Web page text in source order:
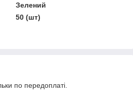
Зелений
50 (шт)
по передоплаті.